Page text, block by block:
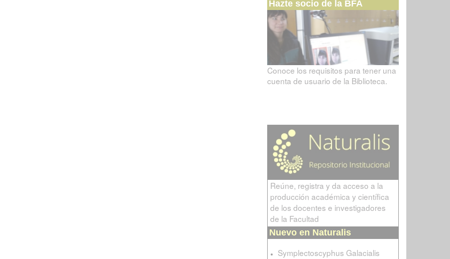
Hazte socio de la BFA
Conoce los requisitos para tener una
cuenta de usuario de la Biblioteca.
Reúne, registra y da acceso a la
producción académica y científica
de los docentes e investigadores
de la Facultad
Nuevo en Naturalis
Symplectoscyphus Galacialis